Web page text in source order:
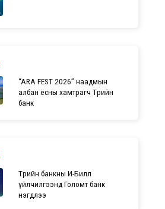
“ARA FEST 2026” наадмын
албан ёсны хамтрагч Төрийн
банк
Төрийн банкны И-Билл
үйлчилгээнд Голомт банк
нэгдлээ